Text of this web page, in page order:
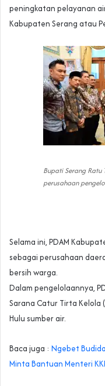
peningkatan pelayanan
Kabupaten Serang atau
Bupati Serang
perusahaan
Selama ini, PDAM
sebagai perusahaan
bersih warga.
Dalam pengelolaannya,
Sarana Catur Tirta Kelola
Hulu sumber air.
Baca juga : Ngebet
Minta Bantuan Menteri